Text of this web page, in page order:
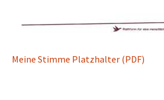
Meine Stimme Platzhalter (PDF)